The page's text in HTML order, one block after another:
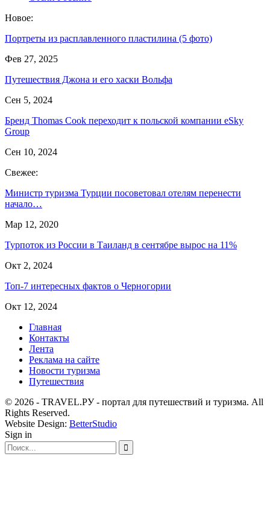
Новое:
Портреты из расплавленного пластилина (5 фото)
Фев 27, 2025
Путешествия Джона и его хаски Вольфа
Сен 5, 2024
Бренд Thomas Cook переходит к польской компании eSky
Group
Сен 10, 2024
Свежее:
Министр туризма Турции посоветовал отелям перенести
начало…
Мар 12, 2020
Турпоток из России в Таиланд в сентябре вырос на 11%
Окт 2, 2024
Топ-7 интересных фактов о Черногории
Окт 12, 2024
Главная
Контакты
Лента
Реклама на сайте
Новости туризма
Путешествия
© 2026 - TRAVEL.РУ - портал для путешествий и туризма. All
Rights Reserved.
Website Design: BetterStudio
Sign in